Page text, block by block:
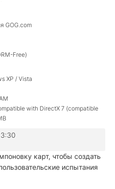
GOG.com
Free)
XP / Vista
with DirectX 7 (compatible
карт, чтобы создать
испытания